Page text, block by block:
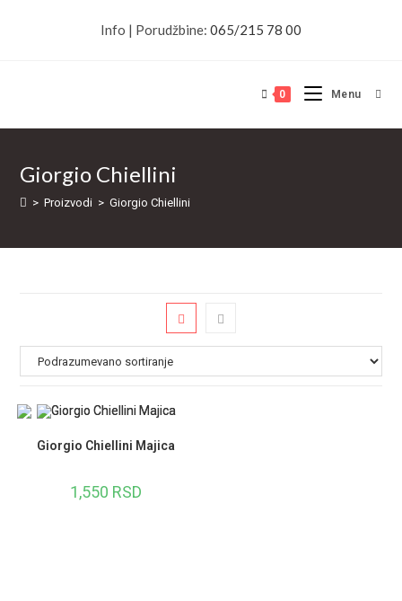
Info | Porudžbine: 065/215 78 00
0 Menu
Giorgio Chiellini
> Proizvodi > Giorgio Chiellini
Giorgio Chiellini Majica
1,550 RSD